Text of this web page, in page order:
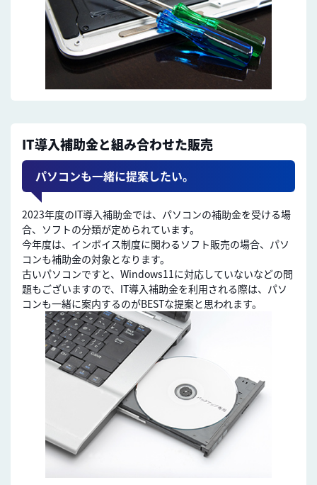
IT導入補助金と組み合わせた販売
パソコンも一緒に提案したい。
2023年度のIT導入補助金では、パソコンの補助金を受ける場
合、ソフトの分類が定められています。
今年度は、インボイス制度に関わるソフト販売の場合、パソ
コンも補助金の対象となります。
古いパソコンですと、Windows11に対応していないなどの問
題もございますので、IT導入補助金を利用される際は、パソ
コンも一緒に案内するのがBESTな提案と思われます。